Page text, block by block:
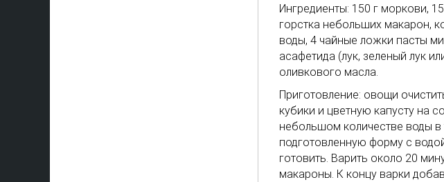
Ингредиенты: 150 г моркови,
горстка небольших макарон,
воды, 4 чайные ложки пасты
асафетида (лук, зеленый лук
оливкового масла.
Приготовление: овощи
кубики и цветную капусту на
небольшом количестве воды в
подготовленную форму с
готовить. Варить около 20
макароны. К концу варки